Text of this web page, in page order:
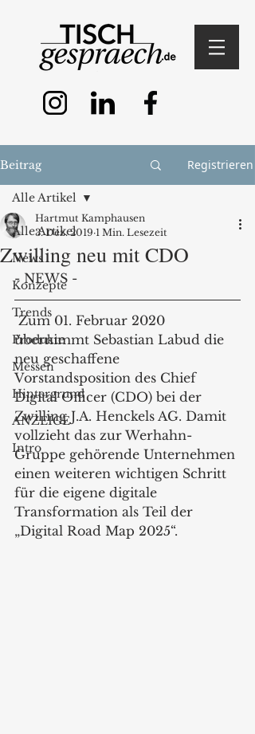
Beitrag Registrieren
Alle Artikel
News
Konzepte
Trends
Produkte
Messen
Hintergrund
ANZEIGE
Intro
Alle Artikel
Zwilling neu mit CDO
Hartmut Kamphausen
3. Dez. 2019 1 Min. Lesezeit
- NEWS -
Zum 01. Februar 2020
übernimmt Sebastian Labud die
neu geschaffene
Vorstandsposition des Chief
Digital Officer (CDO) bei der
Zwilling J.A. Henckels AG. Damit
vollzieht das zur Werhahn-
Gruppe gehörende Unternehmen
einen weiteren wichtigen Schritt
für die eigene digitale
Transformation als Teil der
„Digital Road Map 2025“.